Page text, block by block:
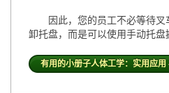
因此，您的员工不必等待
卸托盘，而是可以使用手动托盘
有用的小册子人体工学：实用应用